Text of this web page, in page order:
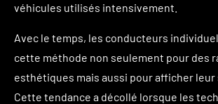
véhicules utilisés intensivement.
Avec le temps, les conducteurs
cette méthode non seulement pour des
esthétiques mais aussi pour afficher leur
Cette tendance a décollé lorsque les